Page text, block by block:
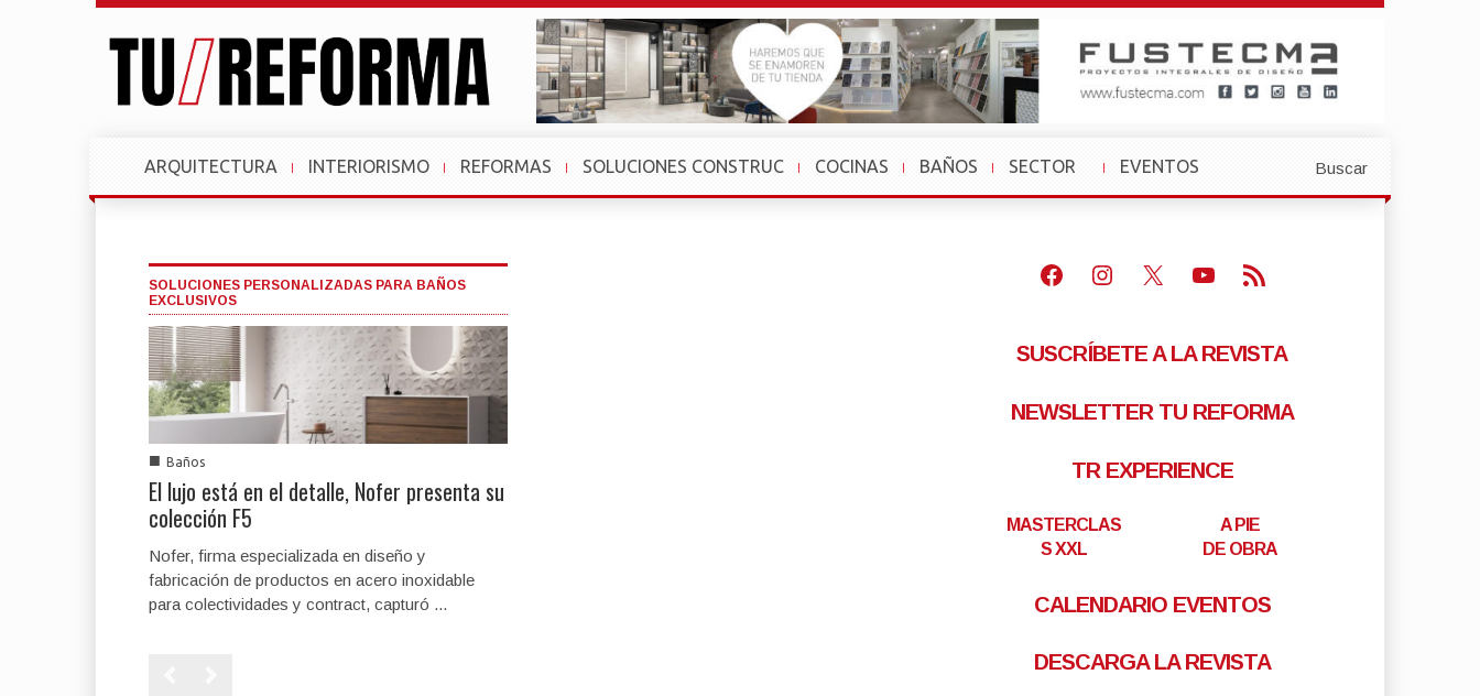
ARQUITECTURA INTERIORISMO REFORMAS SOLUCIONES CONSTRUC COCINAS BAÑOS
SECTOR
»
EVENTOS
»
Buscar
SOLUCIONES PERSONALIZADAS PARA BAÑOS
EXCLUSIVOS
■ Baños
El lujo está en el detalle, Nofer presenta su
colección F5
Nofer, firma especializada en diseño y
fabricación de productos en acero inoxidable
para colectividades y contract, capturó ...
Facebook
Instagram
X Youtube
Feed RSS
SUSCRÍBETE A LA REVISTA
NEWSLETTER TU REFORMA
TR EXPERIENCE
MASTERCLAS
S XXL
A PIE
DE OBRA
CALENDARIO EVENTOS
DESCARGA LA REVISTA